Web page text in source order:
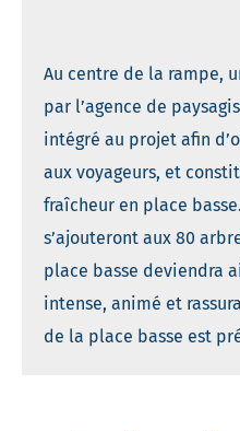
Au centre de la rampe,
par l’agence de
intégré au projet afin
aux voyageurs, et
fraîcheur en place
s’ajouteront aux 80
place basse deviendra
intense, animé et
de la place basse est